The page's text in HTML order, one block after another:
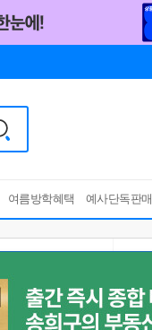
여름방학혜택 예사단독판매